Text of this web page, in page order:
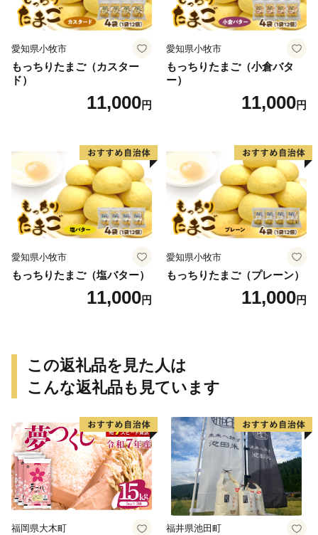
愛知県小牧市
もっちりたまご（カスター
ド）
11,000円
愛知県小牧市
もっちりたまご（小倉バタ
ー）
11,000円
愛知県小牧市
もっちりたまご（塩バター）
11,000円
愛知県小牧市
もっちりたまご（プレーン）
11,000円
この返礼品を見た人は
こんな返礼品も見ています
福岡県大木町 福井県池田町